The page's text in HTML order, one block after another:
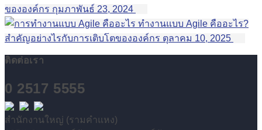
ขององค์กร กุมภาพันธ์ 23, 2024
ทำงานแบบ Agile คืออะไร?
สำคัญอย่างไรกับการเติบโตขององค์กร ตุลาคม 10, 2025
ติดต่อเรา
0 2517 5555
สำนักงานใหญ่ (รามคำแหง)